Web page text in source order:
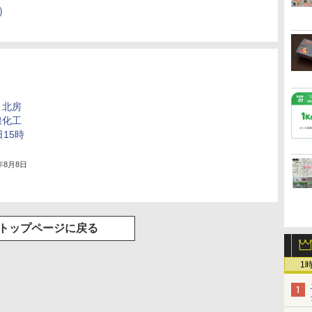
1
北房
工
15時
8月8日
ップページに戻る